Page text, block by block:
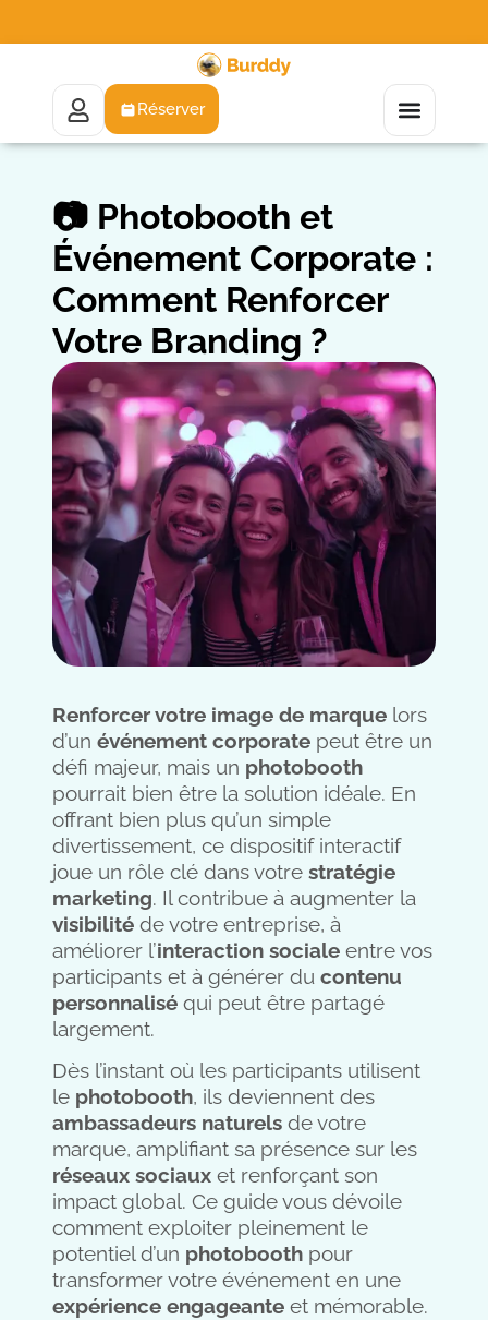
Réserver
📷 Photobooth et
Événement Corporate :
Comment Renforcer
Votre Branding ?
Renforcer votre image de marque lors
d’un événement corporate peut être un
défi majeur, mais un photobooth
pourrait bien être la solution idéale. En
offrant bien plus qu’un simple
divertissement, ce dispositif interactif
joue un rôle clé dans votre stratégie
marketing. Il contribue à augmenter la
visibilité de votre entreprise, à
améliorer l’interaction sociale entre vos
participants et à générer du contenu
personnalisé qui peut être partagé
largement.
Dès l’instant où les participants utilisent
le photobooth, ils deviennent des
ambassadeurs naturels de votre
marque, amplifiant sa présence sur les
réseaux sociaux et renforçant son
impact global. Ce guide vous dévoile
comment exploiter pleinement le
potentiel d’un photobooth pour
transformer votre événement en une
expérience engageante et mémorable.